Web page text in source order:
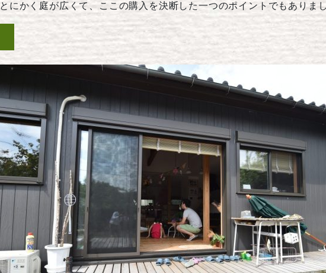
とにかく庭が広くて、ここの購入を決断した一つのポイントでもありま